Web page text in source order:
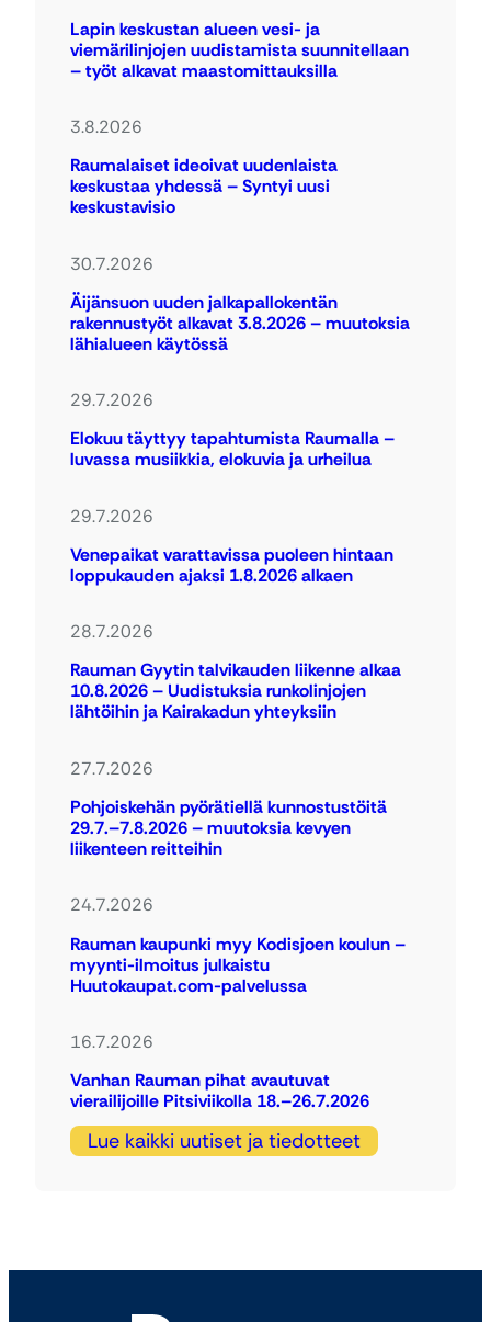
Lapin keskustan alueen vesi- ja
viemärilinjojen uudistamista suunnitellaan
– työt alkavat maastomittauksilla
3.8.2026
Raumalaiset ideoivat uudenlaista
keskustaa yhdessä – Syntyi uusi
keskustavisio
30.7.2026
Äijänsuon uuden jalkapallokentän
rakennustyöt alkavat 3.8.2026 – muutoksia
lähialueen käytössä
29.7.2026
Elokuu täyttyy tapahtumista Raumalla –
luvassa musiikkia, elokuvia ja urheilua
29.7.2026
Venepaikat varattavissa puoleen hintaan
loppukauden ajaksi 1.8.2026 alkaen
28.7.2026
Rauman Gyytin talvikauden liikenne alkaa
10.8.2026 – Uudistuksia runkolinjojen
lähtöihin ja Kairakadun yhteyksiin
27.7.2026
Pohjoiskehän pyörätiellä kunnostustöitä
29.7.–7.8.2026 – muutoksia kevyen
liikenteen reitteihin
24.7.2026
Rauman kaupunki myy Kodisjoen koulun –
myynti-ilmoitus julkaistu
Huutokaupat.com-palvelussa
16.7.2026
Vanhan Rauman pihat avautuvat
vierailijoille Pitsiviikolla 18.–26.7.2026
Lue kaikki uutiset ja tiedotteet